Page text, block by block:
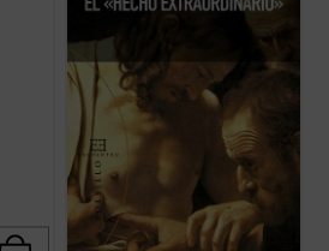
García Lahiguera, «el hecho
durante su ...